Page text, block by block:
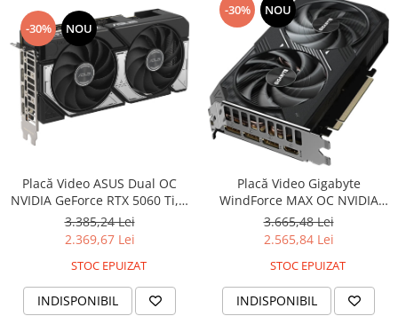
-30% NOU
Placă Video ASUS Dual OC
NVIDIA GeForce RTX 5060 Ti, 8
GB GDDR7, PCIe 5.0, 128 bit,
Black
3.385,24 Lei
2.369,67 Lei
STOC EPUIZAT
INDISPONIBIL
-30% NOU
Placă Video Gigabyte
WindForce MAX OC NVIDIA
GeForce RTX 5060 Ti, 8 GB
GDDR7, PCIe 5.0, 128 bit,
Black
3.665,48 Lei
2.565,84 Lei
STOC EPUIZAT
INDISPONIBIL